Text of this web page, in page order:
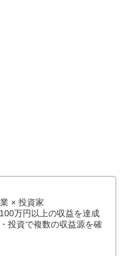
× 投資家
万円以上の収益を達成
投資で複数の収益源を確